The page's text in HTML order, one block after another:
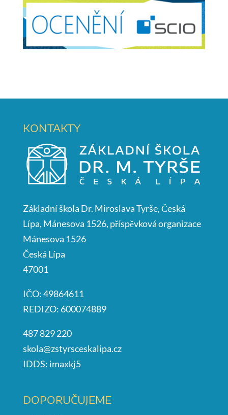
KONTAKTY
Základní škola Dr. Miroslava Tyrše, Česká
Lípa, Mánesova 1526, příspěvková organizace
Mánesova 1526
Česká Lípa
47001
IČO: 49864611
REDIZO: 600074889
487 829 220
skola@zstyrsceskalipa.cz
IDDS: imaxkj5
DOPORUČUJEME